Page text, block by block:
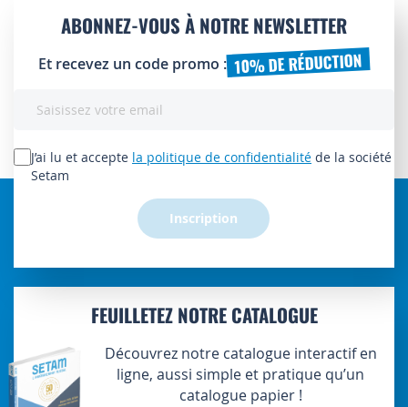
ABONNEZ-VOUS À NOTRE NEWSLETTER
Et recevez un code promo : 10% DE RÉDUCTION
lettre
d’information
J’ai lu et accepte la politique de confidentialité de la société
Setam
Inscription
FEUILLETEZ NOTRE CATALOGUE
Découvrez notre catalogue interactif en
ligne, aussi simple et pratique qu’un
catalogue papier !